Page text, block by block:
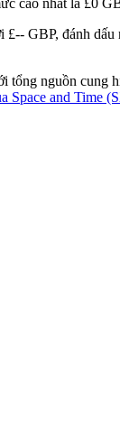
cao nhất là £0
£-- GBP, đánh
nguồn
Space and Time